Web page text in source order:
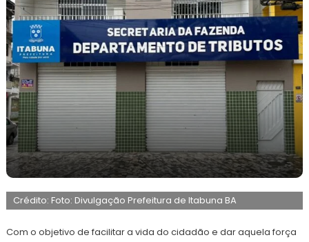
8
julho
2026
Maurilio
Crédito: Foto: Divulgação Prefeitura de Itabuna BA
Com o objetivo de facilitar a vida do cidadão e dar aquela força